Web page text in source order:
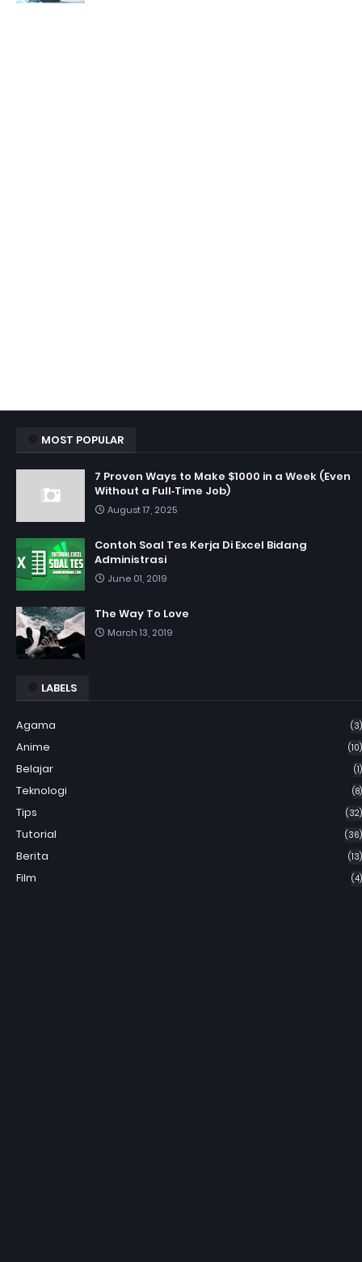
MOST POPULAR
7 Proven Ways to Make $1000 in a Week (Even
Without a Full‑Time Job)
August 17, 2025
Contoh Soal Tes Kerja Di Excel Bidang
Administrasi
June 01, 2019
The Way To Love
March 13, 2019
LABELS
Agama (3)
Anime (10)
Belajar (1)
Teknologi (8)
Tips (32)
Tutorial (36)
Berita (13)
Film (4)